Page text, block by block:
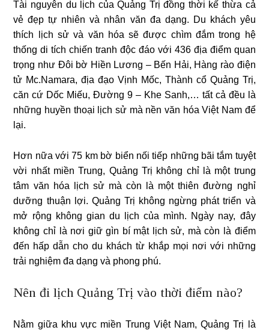
Tài nguyên du lịch của Quảng Trị đồng thời kế thừa cả
vẻ đẹp tự nhiên và nhân văn đa dạng. Du khách yêu
thích lịch sử và văn hóa sẽ được chìm đắm trong hệ
thống di tích chiến tranh độc đáo với 436 địa điểm quan
trọng như Đôi bờ Hiền Lương – Bến Hải, Hàng rào điện
tử Mc.Namara, địa đạo Vịnh Mốc, Thành cổ Quảng Trị,
căn cứ Dốc Miếu, Đường 9 – Khe Sanh,… tất cả đều là
những huyền thoại lịch sử mà nền văn hóa Việt Nam để
lại.
Hơn nữa với 75 km bờ biển nối tiếp những bãi tắm tuyệt
vời nhất miền Trung, Quảng Trị không chỉ là một trung
tâm văn hóa lịch sử mà còn là một thiên đường nghỉ
dưỡng thuận lợi. Quảng Trị không ngừng phát triển và
mở rộng không gian du lịch của mình. Ngày nay, đây
không chỉ là nơi giữ gìn bí mật lịch sử, mà còn là điểm
đến hấp dẫn cho du khách từ khắp mọi nơi với những
trải nghiệm đa dạng và phong phú.
Nên đi lịch Quảng Trị vào thời điểm nào?
Nằm giữa khu vực miền Trung Việt Nam, Quảng Trị là